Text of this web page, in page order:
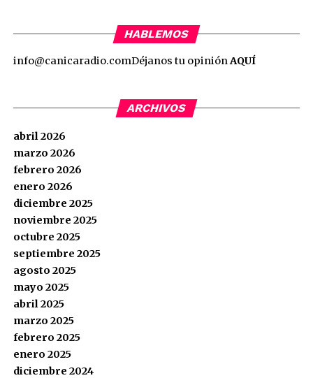
HABLEMOS
info@canicaradio.comDéjanos tu opiniónAQUÍ
ARCHIVOS
abril 2026
marzo 2026
febrero 2026
enero 2026
diciembre 2025
noviembre 2025
octubre 2025
septiembre 2025
agosto 2025
mayo 2025
abril 2025
marzo 2025
febrero 2025
enero 2025
diciembre 2024